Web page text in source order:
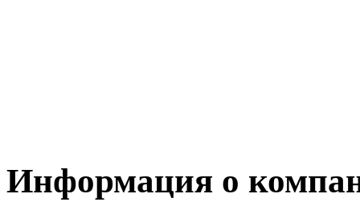
Информация о